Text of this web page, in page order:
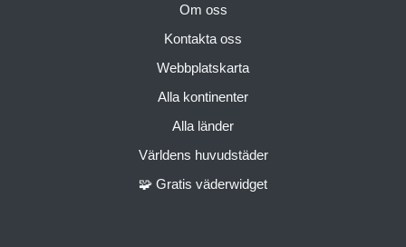
Om oss
Kontakta oss
Webbplatskarta
Alla kontinenter
Alla länder
Världens huvudstäder
🧩 Gratis väderwidget